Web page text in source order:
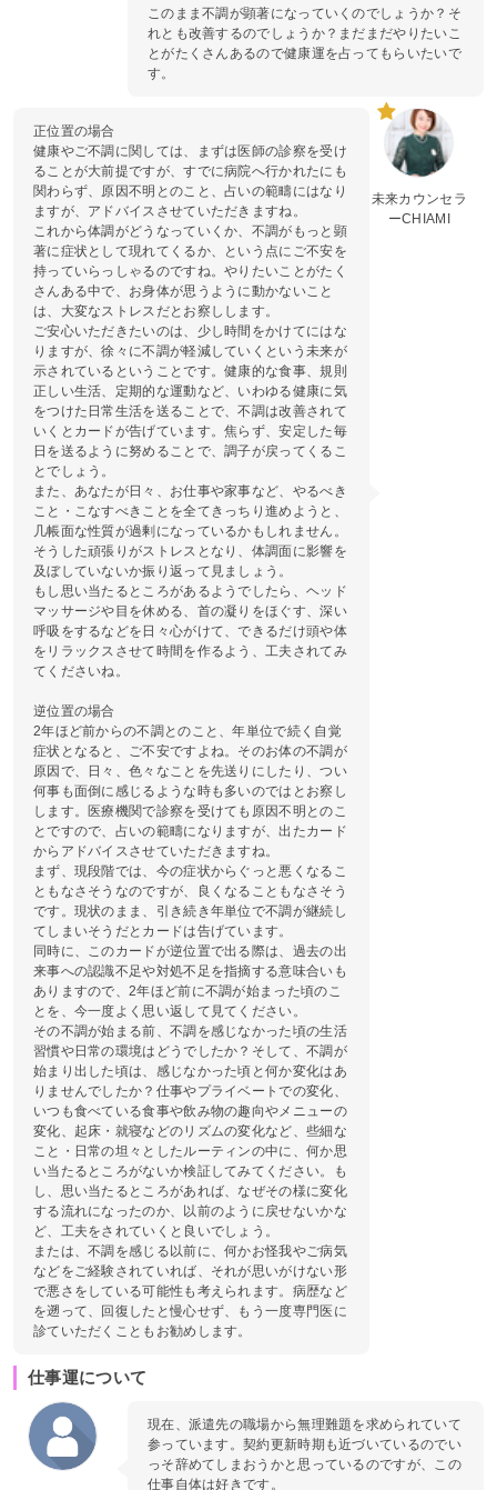
このまま不調が顕著になっていくのでしょうか？そ
れとも改善するのでしょうか？まだまだやりたいこ
とがたくさんあるので健康運を占ってもらいたいで
す。
未来カウンセラ
ーCHIAMI
正位置の場合
健康やご不調に関しては、まずは医師の診察を受け
ることが大前提ですが、すでに病院へ行かれたにも
関わらず、原因不明とのこと、占いの範疇にはなり
ますが、アドバイスさせていただきますね。
これから体調がどうなっていくか、不調がもっと顕
著に症状として現れてくるか、という点にご不安を
持っていらっしゃるのですね。やりたいことがたく
さんある中で、お身体が思うように動かないこと
は、大変なストレスだとお察しします。
ご安心いただきたいのは、少し時間をかけてにはな
りますが、徐々に不調が軽減していくという未来が
示されているということです。健康的な食事、規則
正しい生活、定期的な運動など、いわゆる健康に気
をつけた日常生活を送ることで、不調は改善されて
いくとカードが告げています。焦らず、安定した毎
日を送るように努めることで、調子が戻ってくるこ
とでしょう。
また、あなたが日々、お仕事や家事など、やるべき
こと・こなすべきことを全てきっちり進めようと、
几帳面な性質が過剰になっているかもしれません。
そうした頑張りがストレスとなり、体調面に影響を
及ぼしていないか振り返って見ましょう。
もし思い当たるところがあるようでしたら、ヘッド
マッサージや目を休める、首の凝りをほぐす、深い
呼吸をするなどを日々心がけて、できるだけ頭や体
をリラックスさせて時間を作るよう、工夫されてみ
てくださいね。
逆位置の場合
2年ほど前からの不調とのこと、年単位で続く自覚
症状となると、ご不安ですよね。そのお体の不調が
原因で、日々、色々なことを先送りにしたり、つい
何事も面倒に感じるような時も多いのではとお察し
します。医療機関で診察を受けても原因不明とのこ
とですので、占いの範疇になりますが、出たカード
からアドバイスさせていただきますね。
まず、現段階では、今の症状からぐっと悪くなるこ
ともなさそうなのですが、良くなることもなさそう
です。現状のまま、引き続き年単位で不調が継続し
てしまいそうだとカードは告げています。
同時に、このカードが逆位置で出る際は、過去の出
来事への認識不足や対処不足を指摘する意味合いも
ありますので、2年ほど前に不調が始まった頃のこ
とを、今一度よく思い返して見てください。
その不調が始まる前、不調を感じなかった頃の生活
習慣や日常の環境はどうでしたか？そして、不調が
始まり出した頃は、感じなかった頃と何か変化はあ
りませんでしたか？仕事やプライベートでの変化、
いつも食べている食事や飲み物の趣向やメニューの
変化、起床・就寝などのリズムの変化など、些細な
こと・日常の坦々としたルーティンの中に、何か思
い当たるところがないか検証してみてください。も
し、思い当たるところがあれば、なぜその様に変化
する流れになったのか、以前のように戻せないかな
ど、工夫をされていくと良いでしょう。
または、不調を感じる以前に、何かお怪我やご病気
などをご経験されていれば、それが思いがけない形
で悪さをしている可能性も考えられます。病歴など
を遡って、回復したと慢心せず、もう一度専門医に
診ていただくこともお勧めします。
仕事運について
現在、派遣先の職場から無理難題を求められていて
参っています。契約更新時期も近づいているのでい
っそ辞めてしまおうかと思っているのですが、この
仕事自体は好きです。